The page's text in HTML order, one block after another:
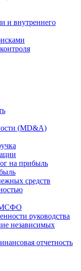
и внутреннего
(MD&A)
на прибыль
средств
МСФО
руководства
независимых
отчетность